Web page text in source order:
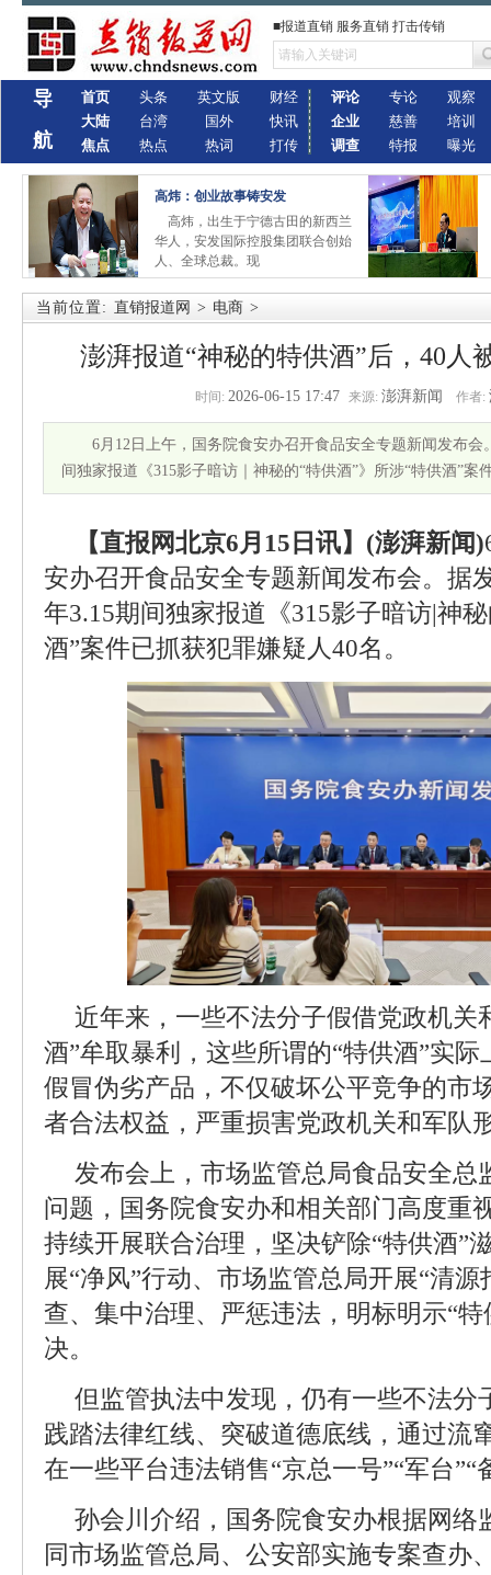
■报道直销 服务直销 打击传销
导
航
首页
大陆
焦点
头条
台湾
热点
英文版
国外
热词
财经
快讯
打传
评论
企业
调查
专论
慈善
特报
观察
培训
曝光
高炜：创业故事铸安发
高炜，出生于宁德古田的新西兰
华人，安发国际控股集团联合创始
人、全球总裁。现
当前位置: 直销报道网 > 电商 >
澎湃报道“神秘的特供酒”后，40人
时间: 2026-06-15 17:47 来源: 澎湃新闻 作者:
6月12日上午，国务院食安办召开食品安全专题新闻发布
间独家报道《315影子暗访｜神秘的“特供酒”》所涉“特供酒”案
【直报网北京6月15日讯】(澎湃新闻)
安办召开食品安全专题新闻发布会。据
年3.15期间独家报道《315影子暗访|神
酒”案件已抓获犯罪嫌疑人40名。
近年来，一些不法分子假借党政机关
酒”牟取暴利，这些所谓的“特供酒”实
假冒伪劣产品，不仅破坏公平竞争的市
者合法权益，严重损害党政机关和军队
发布会上，市场监管总局食品安全总
问题，国务院食安办和相关部门高度重
持续开展联合治理，坚决铲除“特供酒”
展“净风”行动、市场监管总局开展“清
查、集中治理、严惩违法，明标明示“
决。
但监管执法中发现，仍有一些不法分
践踏法律红线、突破道德底线，通过流
在一些平台违法销售“京总一号”“军台”“
孙会川介绍，国务院食安办根据网络
同市场监管总局、公安部实施专案查办